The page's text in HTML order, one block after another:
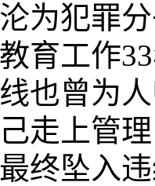
为犯罪
育工作
也曾为
走上管
终坠入